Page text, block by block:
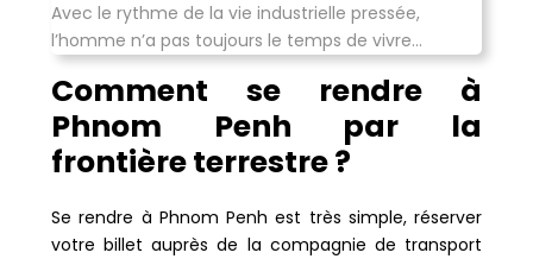
Avec le rythme de la vie industrielle pressée,
l’homme n’a pas toujours le temps de vivre...
Comment se rendre à
Phnom Penh par la
frontière terrestre ?
Se rendre à Phnom Penh est très simple, réserver
votre billet auprès de la compagnie de transport